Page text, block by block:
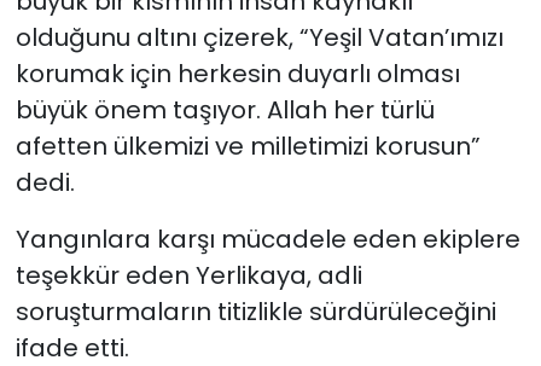
olduğunu altını çizerek, “Yeşil Vatan’ımızı
korumak için herkesin duyarlı olması
büyük önem taşıyor. Allah her türlü
afetten ülkemizi ve milletimizi korusun”
dedi.
Yangınlara karşı mücadele eden ekiplere
teşekkür eden Yerlikaya, adli
soruşturmaların titizlikle sürdürüleceğini
ifade etti.